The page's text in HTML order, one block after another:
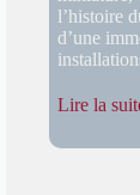
l’histoire
d’une
Lire la